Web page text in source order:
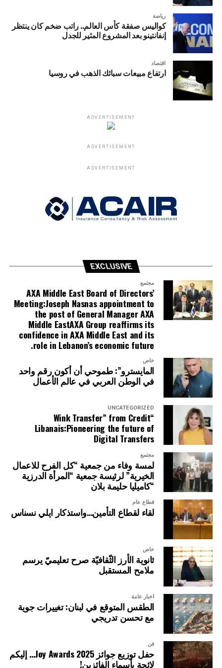
رياضة
كواليس صفقة كأس العالم.. راتب ضخم كان ينتظر
إنفانتينو بعد المشروع المثير للجدل
اقتصاد
ارتفاع مبيعات سبائك الذهب في روسيا
ADVERTISEMENT
ADVERTISEMENT
ADVERTISEMENT
EXCLUSIVE
مجتمع
AXA Middle East Board of Directors’
Meeting:Joseph Nasnas appointment to
the post of General Manager AXA
Middle EastAXA Group reaffirms its
confidence in AXA Middle East and its
role in Lebanon’s economic future.
خاص
المايسترو”: طموحي أن أكون رقم واحد
في الوطن العربي في عالم الأعمال
UNCATEGORIZED
“Wink Transfer” from Credit
Libanais:Pioneering the future of
Digital Transfers
مجتمع
لمسة وفاء من جمعية “كل الفرح للاعمال
الخيرية” لرئيسة جمعية “المرأة الدرزية
“كاميليا حليمة بلان
قطاع عام
لقاء لقطاع التأمين…واستذكار ايلي نسناس
خاص
ثانوية الأرز الثّقافيّة صرح تعليميّ يرسم
ملامح المستقبل
أخبار عامة
الطقس المتوقع في لبنان: تغييرات جوية
مع تحسن تدريجي
فن
حفل توزيع جوائز Joy Awards 2025… إليكم
لائحة بأسماء الفائزين!